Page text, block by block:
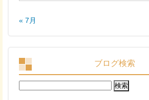
« 7月
ブログ検索
検
索: